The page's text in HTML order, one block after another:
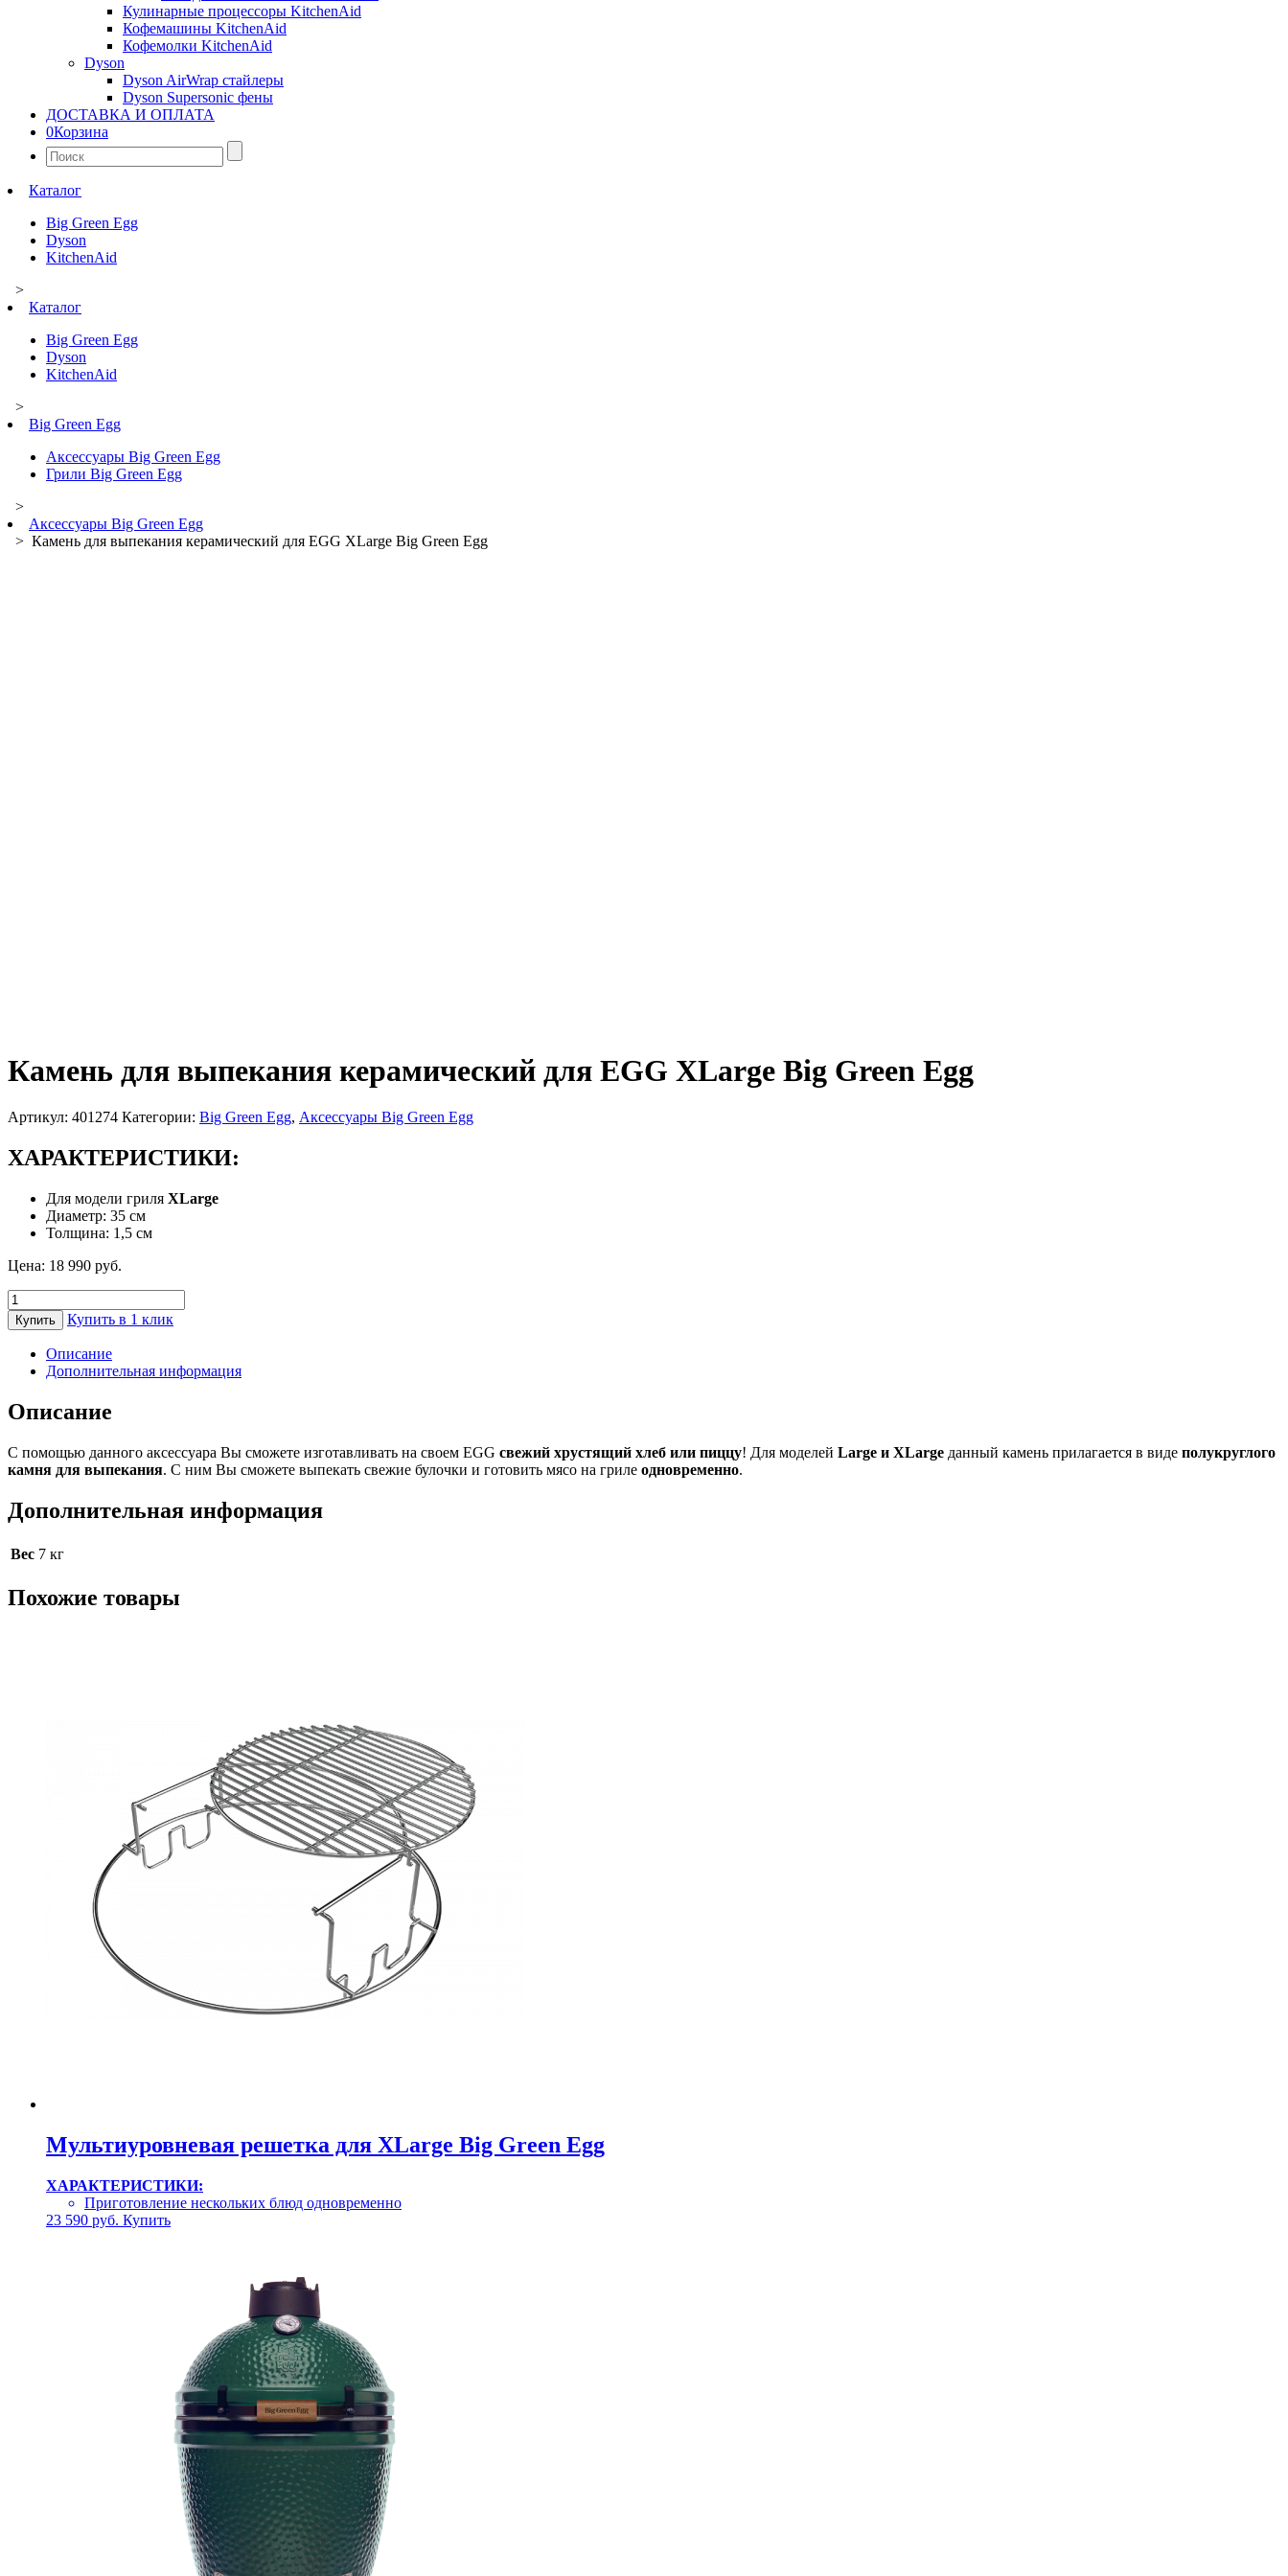
Кулинарные процессоры KitchenAid
Кофемашины KitchenAid
Кофемолки KitchenAid
Dyson
Dyson AirWrap стайлеры
Dyson Supersonic фены
ДОСТАВКА И ОПЛАТА
0Корзина
Найти:
Каталог
Big Green Egg
Dyson
KitchenAid
>
Каталог
Big Green Egg
Dyson
KitchenAid
>
Big Green Egg
Аксессуары Big Green Egg
Грили Big Green Egg
>
Аксессуары Big Green Egg
> Камень для выпекания керамический для EGG XLarge Big Green Egg
Камень для выпекания керамический для EGG XLarge Big Green Egg
Артикул: 401274 Категории: Big Green Egg, Аксессуары Big Green Egg
ХАРАКТЕРИСТИКИ:
Для модели гриля XLarge
Диаметр: 35 см
Толщина: 1,5 см
Цена: 18 990 руб.
Количество
товара
Камень
выпекания
керамический
для
EGG
Big
Green
Купить Купить в 1 клик
Описание
Дополнительная информация
Описание
С помощью данного аксессуара Вы сможете изготавливать на своем EGG свежий хрустящий хлеб или пиццу! Для моделей Large и XLarge данный камень прилагается в виде полукруглого
камня для выпекания. С ним Вы сможете выпекать свежие булочки и готовить мясо на гриле одновременно.
Дополнительная информация
Вес 7 кг
Похожие товары
Мультиуровневая решетка для XLarge Big Green Egg
ХАРАКТЕРИСТИКИ:
Приготовление нескольких блюд одновременно
23 590 руб. Купить